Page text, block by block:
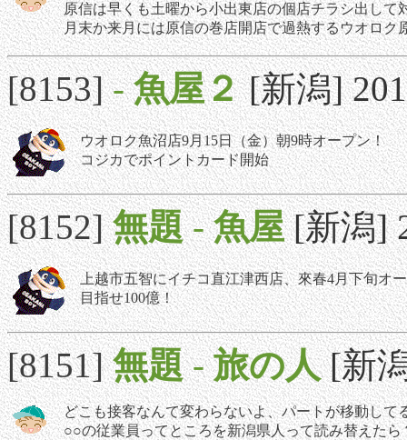
原信は早くも土曜から小出東店の個店チラシ出して
月末か来月には原信の巻店開店で過熱するウオロク
[8153]-魚屋２ [新潟]
ウオロク魚沼店9月15日（金）朝9時オープン！
コジカでポイントカード開始
[8152]無題-魚屋 [新潟]
上越市五智にイチコ直江津西店、來春4月下旬オ
目指せ100億！
[8151]無題-旅の人 [新
どこも接客なんて変わらないよ、パートが移動して
○○の従業員ってところを新潟県人って読み替えたら